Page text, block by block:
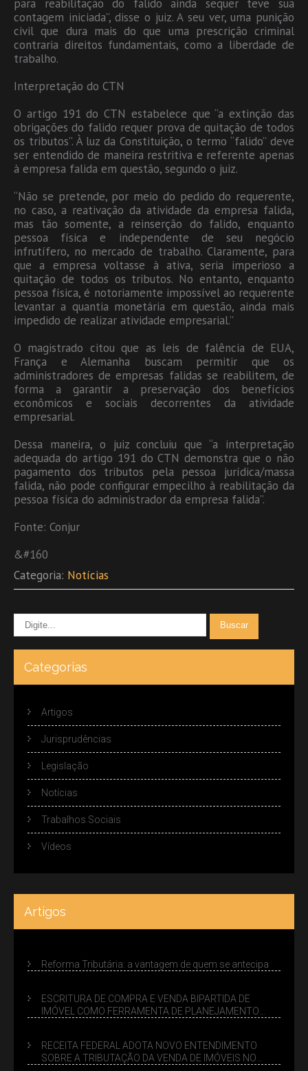
para reabilitação do falido ainda sequer teve sua
contagem iniciada”, disse o juiz. A seu ver, uma punição
civil que dura mais do que uma prescrição criminal
contraria direitos fundamentais, como a liberdade de
trabalho.
Interpretação do CTN
O artigo 191 do CTN estabelece que “a extinção das
obrigações do falido requer prova de quitação de todos
os tributos”. À luz da Constituição, o termo “falido” deve
ser entendido de maneira restritiva e referente apenas
à empresa falida em questão, segundo o juiz.
“Não se pretende, por meio do pedido do requerente,
no caso, a reativação da atividade da empresa falida,
mas tão somente, a reinserção do falido, enquanto
pessoa física e independente de seu negócio
infrutífero, no mercado de trabalho. Claramente, para
que a empresa voltasse à ativa, seria imperioso a
quitação de todos os tributos. No entanto, enquanto
pessoa física, é notoriamente impossível ao requerente
levantar a quantia monetária em questão, ainda mais
impedido de realizar atividade empresarial.”
O magistrado citou que as leis de falência de EUA,
França e Alemanha buscam permitir que os
administradores de empresas falidas se reabilitem, de
forma a garantir a preservação dos benefícios
econômicos e sociais decorrentes da atividade
empresarial.
Dessa maneira, o juiz concluiu que “a interpretação
adequada do artigo 191 do CTN demonstra que o não
pagamento dos tributos pela pessoa jurídica/massa
falida, não pode configurar empecilho à reabilitação da
pessoa física do administrador da empresa falida”.
Fonte: Conjur
&#160
Categoria: Notícias
Categorias
Artigos
Jurisprudências
Legislação
Notícias
Trabalhos Sociais
Vídeos
Artigos
Reforma Tributária: a vantagem de quem se antecipa
ESCRITURA DE COMPRA E VENDA BIPARTIDA DE
IMÓVEL COMO FERRAMENTA DE PLANEJAMENTO
RECEITA FEDERAL ADOTA NOVO ENTENDIMENTO
SOBRE A TRIBUTAÇÃO DA VENDA DE IMÓVEIS NO